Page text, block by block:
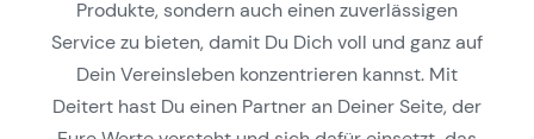
Produkte, sondern auch einen zuverlässigen
Service zu bieten, damit Du Dich voll und ganz auf
Dein Vereinsleben konzentrieren kannst. Mit
Deitert hast Du einen Partner an Deiner Seite, der